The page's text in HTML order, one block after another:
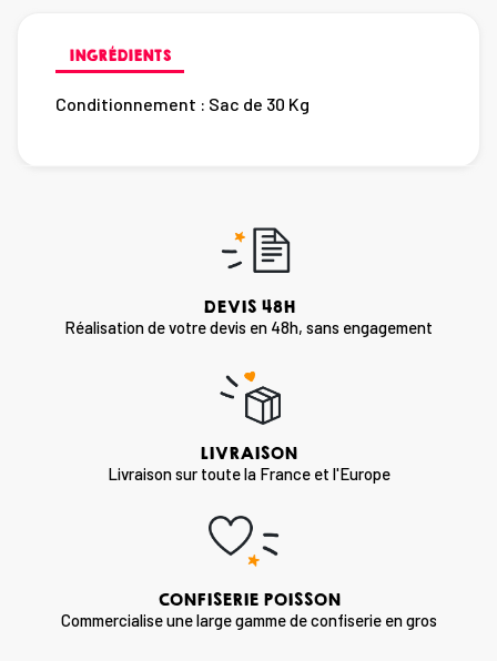
INGRÉDIENTS
Conditionnement : Sac de 30 Kg
DEVIS 48H
Réalisation de votre devis en 48h, sans engagement
LIVRAISON
Livraison sur toute la France et l'Europe
CONFISERIE POISSON
Commercialise une large gamme de confiserie en gros